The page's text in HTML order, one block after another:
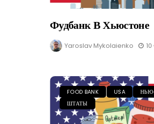
Фудбанк В Хьюстоне
Yaroslav Mykolaienko
FOOD BANK USA
ШТАТЫ